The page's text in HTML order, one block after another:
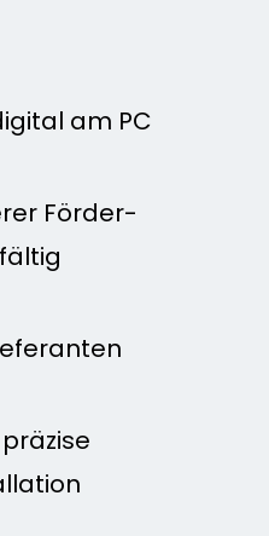
am PC
Förder-